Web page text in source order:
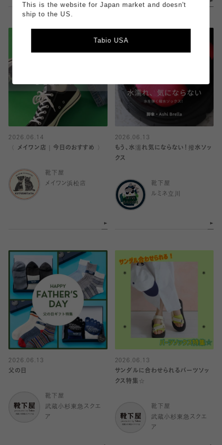
2026.06.14
〈 メイワン店｜今日のおすすめ 〉
靴下屋
メイワン浜松店
2026.06.13
もう、水濡れ気にならない！撥水ソッ
クス
靴下屋
ルミネ立川
2026.06.13
父の日
靴下屋
武蔵小杉東急スクエ
ア
2026.06.13
サンダルに合わせられるパーツソッ
クス特集☆
靴下屋
武蔵小杉東急スクエ
ア
This is the website for Japan market and doesn't
ship to the US.
Tabio USA